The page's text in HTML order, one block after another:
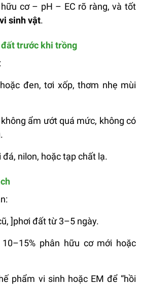
cơ – pH – EC rõ ràng, và tốt
sinh vật.
trước khi trồng
đen, tơi xốp, thơm nhẹ mùi
ẩm ướt quá mức, không có
đá, nilon, hoặc tạp chất lạ.
]phơi đất từ 3–5 ngày.
phân hữu cơ mới hoặc
phẩm vi sinh hoặc EM để “hồi